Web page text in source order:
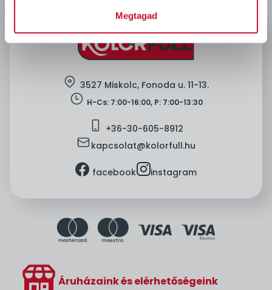
Megtagad
Áruházaink és elérhetőségeink
location 3527 Miskolc, Fonoda u. 11-13.
clock H-Cs: 7:00-16:00, P: 7:00-13:30
mobile +36-30-605-8912
mailkapcsolat@kolorfull.hu
facebook facebookinstagraminstagram